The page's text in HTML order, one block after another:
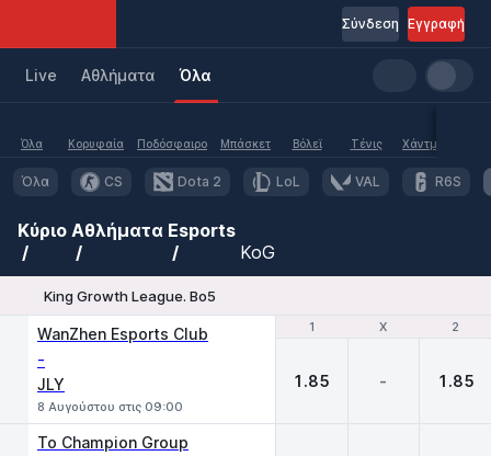
Εγγραφή
Σύνδεση
Live Aθλήματα Όλα
Όλα Κορυφαία Ποδόσφαιρο Μπάσκετ Βόλεϊ Τένις Χάντμπολ
Όλα CS Dota 2 LoL VAL R6S
Κύριο Αθλήματα Esports
KoG
King Growth League. Bo5
1 X 2
WanZhen Esports Club
-
JLY
8 Αυγούστου στις 09:00
1 X 2
1.85 - 1.85
To Champion Group